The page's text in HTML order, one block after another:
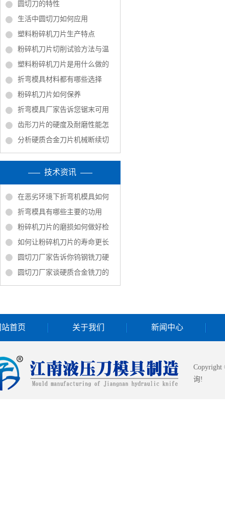
圆切刀的特性
生活中圆切刀如何应用
塑料粉碎机刀片生产特点
粉碎机刀片切削试验方法与温
塑料粉碎机刀片是用什么做的
折弯模具材料都有哪些选择
粉碎机刀片如何保养
折弯模具厂家告诉您锯末可用
齿形刀片的硬度及耐磨性能怎
分析硬质合金刀片机械断续切
技术资讯
在恶劣环境下折弯机模具如何
折弯模具有哪些主要的功用
粉碎机刀片的磨损如何做好检
如何让粉碎机刀片的寿命更长
圆切刀厂家告诉你钨钢铣刀硬
圆切刀厂家谈硬质合金铣刀的
首页 关于我们 新闻中心
Copyright
询!